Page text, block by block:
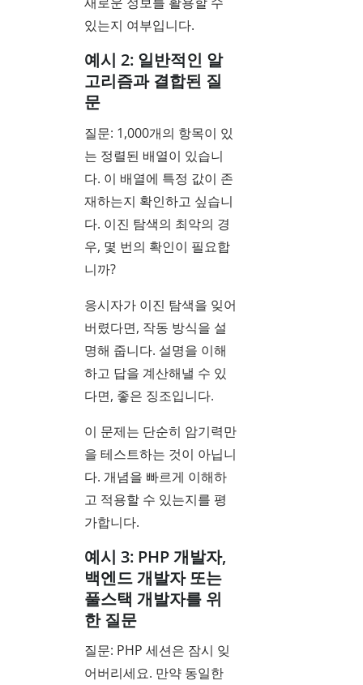
있는지 여부입니다.
예시 2: 일반적인 알
고리즘과 결합된 질
문
질문: 1,000개의 항목이 있
는 정렬된 배열이 있습니
다. 이 배열에 특정 값이 존
재하는지 확인하고 싶습니
다. 이진 탐색의 최악의 경
우, 몇 번의 확인이 필요합
니까?
응시자가 이진 탐색을 잊어
버렸다면, 작동 방식을 설
명해 줍니다. 설명을 이해
하고 답을 계산해낼 수 있
다면, 좋은 징조입니다.
이 문제는 단순히 암기력만
을 테스트하는 것이 아닙니
다. 개념을 빠르게 이해하
고 적용할 수 있는지를 평
가합니다.
예시 3: PHP 개발자,
백엔드 개발자 또는
풀스택 개발자를 위
한 질문
질문: PHP 세션은 잠시 잊
어버리세요. 만약 동일한